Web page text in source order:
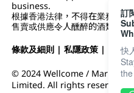
business.
根據香港法律，不得在業務過
售賣或供應令人醺醉的酒類。
條款及細則 |私隱政策 | DFI
© 2024 Wellcome / Market
Limited. All rights reserved.
訂
快